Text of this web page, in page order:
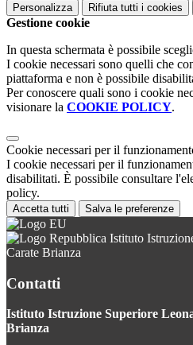
Personalizza Rifiuta tutti i cookies
Gestione cookie
In questa schermata è possibile
I cookie necessari sono quelli che
piattaforma e non è possibile
Per conoscere quali sono i cookie
visionare la COOKIE POLICY.
Cookie necessari per il
I cookie necessari per il
disabilitati. È possibile consultare
policy.
Accetta tutti Salva le preferenze
Istituto
Carate Brianza
Contatti
Istituto Istruzione Superiore
Brianza